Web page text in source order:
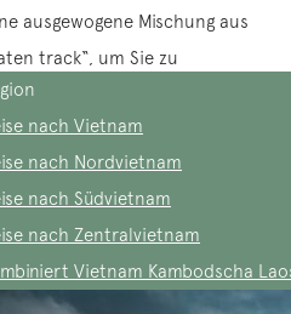
nach Vietnam
nach Nordvietnam
nach Südvietnam
nach Zentralvietnam
Vietnam Kambodscha
ausgewogene Mischung aus
track“, um Sie zu
Planung Ihres nächsten
Ihres dreitägigen
Wir sind ein lokales
für diese Stadt und lieben
(und sogar